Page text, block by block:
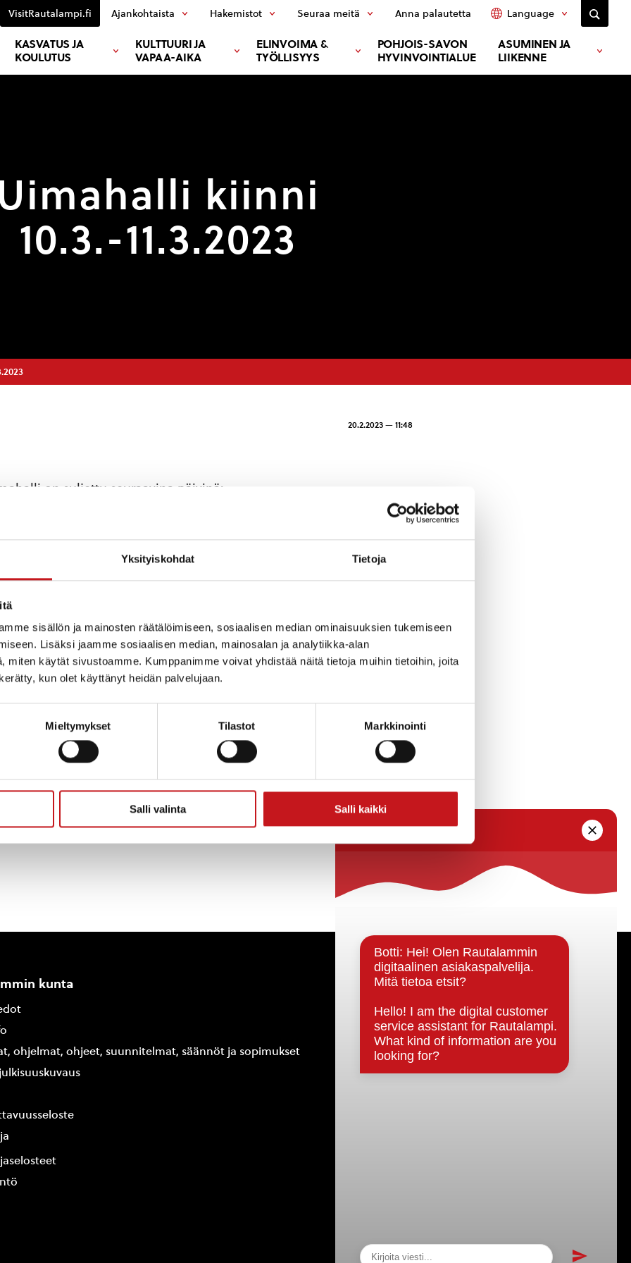
Yksityiskohdat Tietoja
sisällön ja mainosten räätälöimiseen, sosiaalisen median ominaisuuksien tukemiseen
Lisäksi jaamme sosiaalisen median, mainosalan ja analytiikka-alan
miten käytät sivustoamme. Kumppanimme voivat yhdistää näitä tietoja muihin tietoihin, joita
kun olet käyttänyt heidän palvelujaan.
Mieltymykset Tilastot Markkinointi
Salli valinta Salli kaikki
KASVATUS JA
KOULUTUS
KULTTUURI JA
VAPAA-AIKA
ELINVOIMA &
TYÖLLISYYS
POHJOIS-SAVON
HYVINVOINTIALUE
ASUMINEN JA
LIIKENNE
VisitRautalampi.fi Ajankohtaista Hakemistot Seuraa meitä Anna palautetta Language
kiinni
10.3.-11.3.2023
20.2.2023 — 11:48
on suljettu seuraavina päivinä:
(Alamäkikilpailut)
kunta
ohjelmat, ohjeet, suunnitelmat, säännöt ja sopimukset
Päätöksenteko ja lähidemokratia
Päätökset, esityslistat & pöytäkirjat
Hallinto
Kunnanhallitus
Kunnanvaltuusto